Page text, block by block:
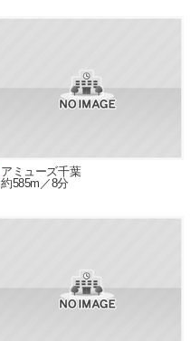
アミューズ千葉
約585m／8分